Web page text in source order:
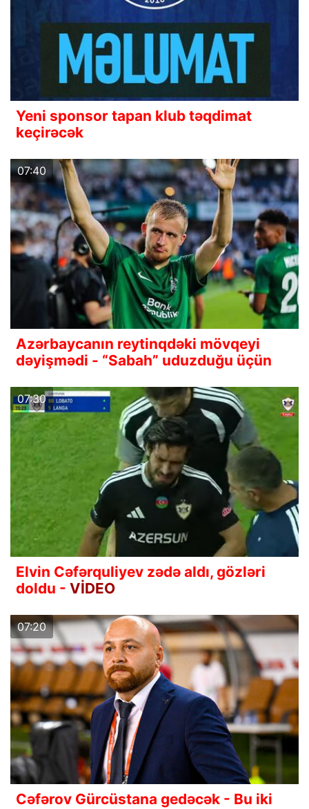
Yeni sponsor tapan klub təqdimat
keçirəcək
07:40
Azərbaycanın reytinqdəki mövqeyi
dəyişmədi - “Sabah” uduzduğu üçün
07:30
Elvin Cəfərquliyev zədə aldı, gözləri
doldu - VİDEO
07:20
Cəfərov Gürcüstana gedəcək - Bu iki